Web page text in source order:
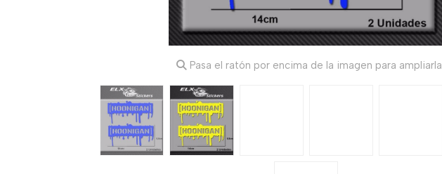
Pasa el ratón por encima de la imagen para ampliarla